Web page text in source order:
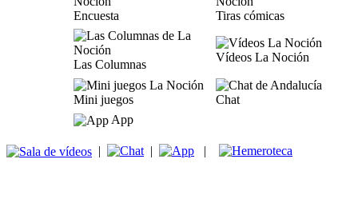
Encuesta Tiras cómicas
Las Columnas
Vídeos La Noción
Mini juegos
Chat
App
| | |